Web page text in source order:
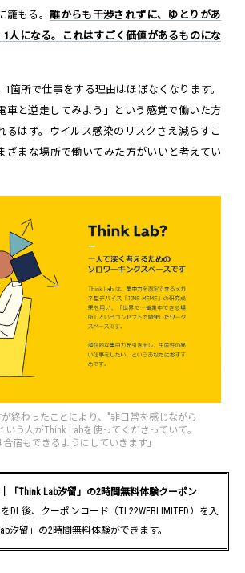
籠もる。誰からも干渉されずに、ゆとりがあ
1人になる。これはすごく価値があるものにな
箇所で仕事をする理由はほぼなくなります。
車と逆走してみよう」という感覚で働いた方
るはず。ウイルス感染のリスクさえ減らすこ
ざまな場所で働いてみた方がいいと考えてい
が終わったことにより、"非日常を感じながら
う人がThink Labを使ってくださっていて。
合宿もできるようにしていきます」
「Think Lab汐留」の2時間無料体験クーポン
DL後、クーポンコード（TL22WEBLIMITED）を入
汐留」の2時間無料体験ができます。